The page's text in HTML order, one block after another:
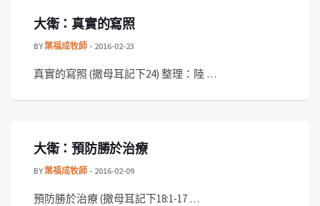
大衛：真實的寫照
BY葉福成牧師 2016-02-23
真實的寫照 (撒母耳記下24) 整理：陸 …
大衛：預防勝於治療
BY葉福成牧師 2016-02-09
預防勝於治療 (撒母耳記下18:1-17 …